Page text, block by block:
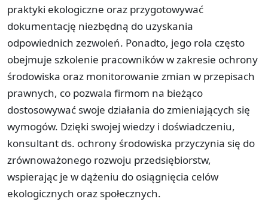
praktyki ekologiczne oraz przygotowywać
dokumentację niezbędną do uzyskania
odpowiednich zezwoleń. Ponadto, jego rola często
obejmuje szkolenie pracowników w zakresie ochrony
środowiska oraz monitorowanie zmian w przepisach
prawnych, co pozwala firmom na bieżąco
dostosowywać swoje działania do zmieniających się
wymogów. Dzięki swojej wiedzy i doświadczeniu,
konsultant ds. ochrony środowiska przyczynia się do
zrównoważonego rozwoju przedsiębiorstw,
wspierając je w dążeniu do osiągnięcia celów
ekologicznych oraz społecznych.